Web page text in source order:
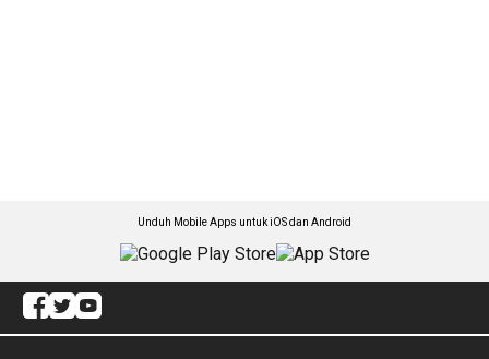
Unduh Mobile Apps untuk iOS dan Android